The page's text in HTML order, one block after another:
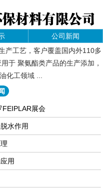
公司新闻
工艺，客户覆盖国内外110多
于 聚氨酯类产品的生产添加，
化工领域 ...
FEIPLAR展会
水作用
用